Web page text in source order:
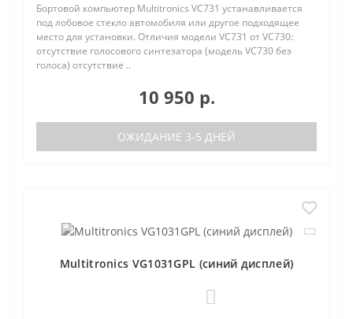
Бортовой компьютер Multitronics VC731 устанавливается
под лобовое стекло автомобиля или другое подходящее
место для установки. Отличия модели VC731 от VC730:
отсутствие голосового синтезатора (модель VC730 без
голоса) отсутствие ..
10 950 р.
ОЖИДАНИЕ 3-5 ДНЕЙ
Multitronics VG1031GPL (синий дисплей)